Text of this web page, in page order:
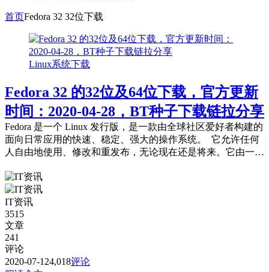
首页Fedora 32 32位下载
Linux系统下载
Fedora 32 的32位及64位下载，官方更新
时间：2020-04-28，BT种子下载链拉分享
Fedora 是一个 Linux 发行版，是一款由全球社区爱好者构建的
面向日常应用的快速、稳定、强大的操作系统。 它允许任何
人自由地使用、修改和重发布，无论现在还是将来。它由一个
IT资讯
3515
文章
241
评论
2020-07-124,018评论